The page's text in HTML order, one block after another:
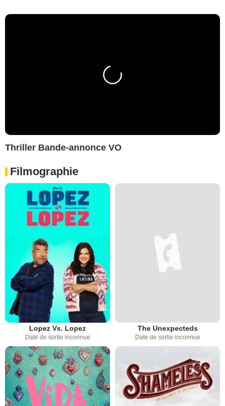
Thriller Bande-annonce VO
Filmographie
Lopez Vs. Lopez
Date de sortie inconnue
The Unexpecteds
Date de sortie inconnue